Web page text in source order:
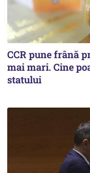
CCR pune frână
mai mari. Cine
statului